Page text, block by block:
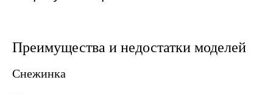
Преимущества и недостатки моделей
Снежинка
влечет за собой трудности в
Снижение производительности